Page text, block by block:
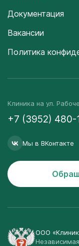
Документация
Вакансии
Политика
Клиника на ул.
+7 (3952) 480-
Мы в ВКонтакте
ООО